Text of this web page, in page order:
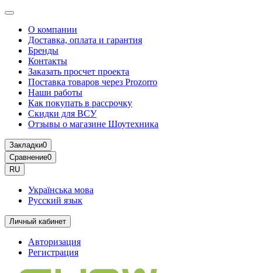
О компании
Доставка, оплата и гарантия
Бренды
Контакты
Заказать просчет проекта
Поставка товаров через Prozorro
Наши работы
Как покупать в рассрочку
Скидки для ВСУ
Отзывы о магазине Шоутехника
Закладки0
Сравнение0
RU
Українська мова
Русский язык
Личный кабинет
Авторизация
Регистрация